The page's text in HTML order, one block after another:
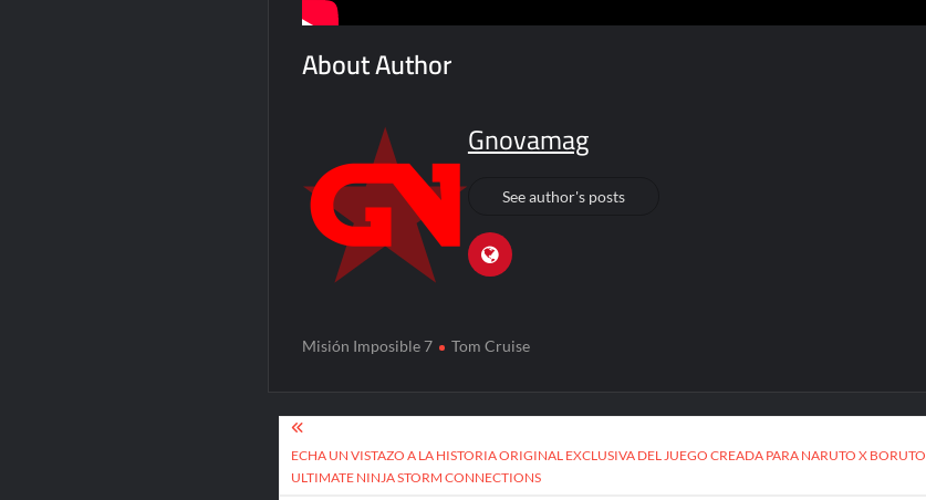
About Author
Gnovamag
See author's posts
Misión Imposible 7 Tom Cruise
Post
navigation
ECHA UN VISTAZO A LA HISTORIA ORIGINAL EXCLUSIVA DEL JUEGO CREADA PARA NARUTO X BORUTO
ULTIMATE NINJA STORM CONNECTIONS